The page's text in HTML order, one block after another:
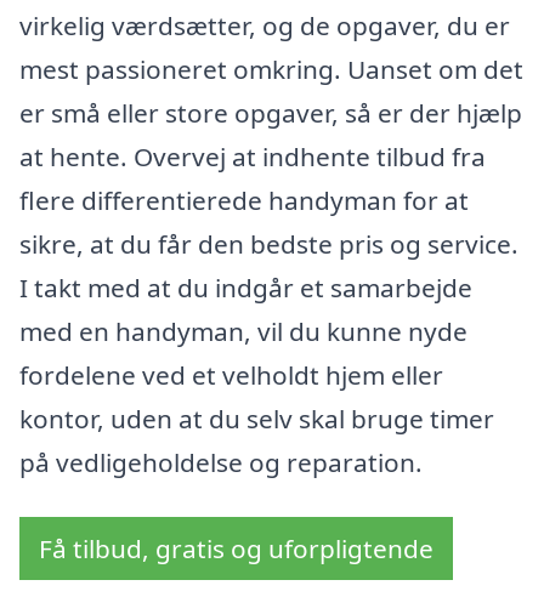
virkelig værdsætter, og de opgaver, du er
mest passioneret omkring. Uanset om det
er små eller store opgaver, så er der hjælp
at hente. Overvej at indhente tilbud fra
flere differentierede handyman for at
sikre, at du får den bedste pris og service.
I takt med at du indgår et samarbejde
med en handyman, vil du kunne nyde
fordelene ved et velholdt hjem eller
kontor, uden at du selv skal bruge timer
på vedligeholdelse og reparation.
Få tilbud, gratis og uforpligtende